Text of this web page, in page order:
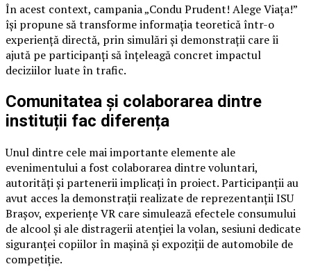
În acest context, campania „Condu Prudent! Alege Viața!”
își propune să transforme informația teoretică într-o
experiență directă, prin simulări și demonstrații care îi
ajută pe participanți să înțeleagă concret impactul
deciziilor luate în trafic.
Comunitatea și colaborarea dintre
instituții fac diferența
Unul dintre cele mai importante elemente ale
evenimentului a fost colaborarea dintre voluntari,
autorități și partenerii implicați în proiect. Participanții au
avut acces la demonstrații realizate de reprezentanții ISU
Brașov, experiențe VR care simulează efectele consumului
de alcool și ale distragerii atenției la volan, sesiuni dedicate
siguranței copiilor în mașină și expoziții de automobile de
competiție.